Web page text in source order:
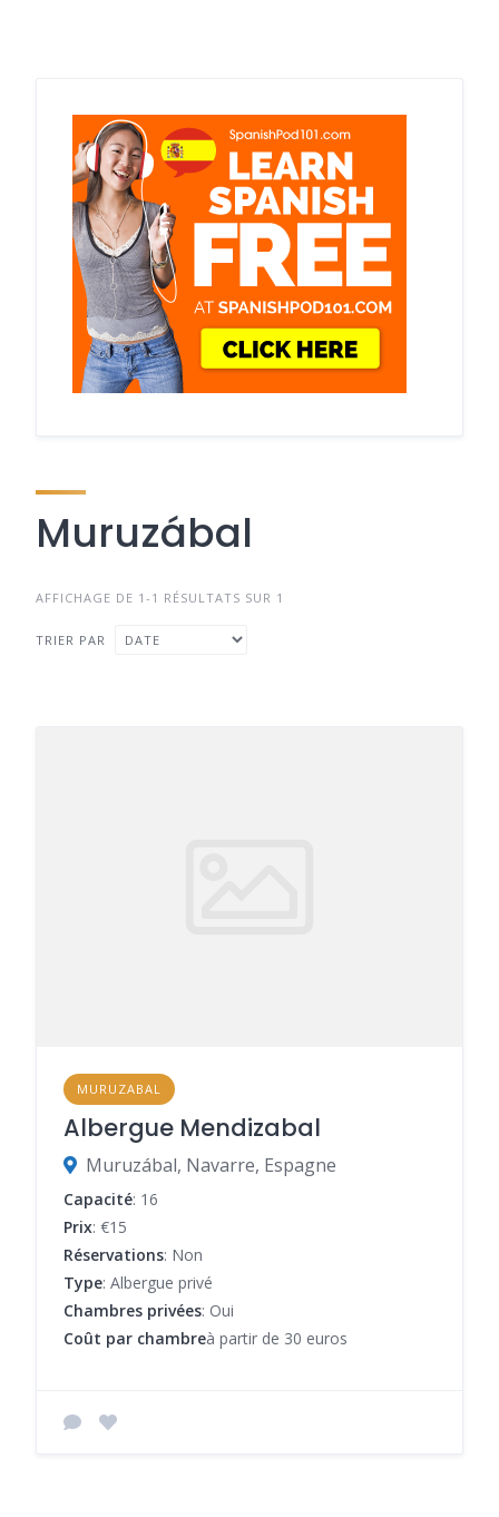
Muruzábal
AFFICHAGE DE 1-1 RÉSULTATS SUR 1
TRIER PAR
MURUZABAL
Albergue Mendizabal
Muruzábal, Navarre, Espagne
Capacité: 16
Prix: €15
Réservations: Non
Type: Albergue privé
Chambres privées: Oui
Coût par chambreà partir de 30 euros